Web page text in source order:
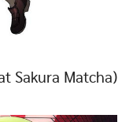
Sakura Matcha)